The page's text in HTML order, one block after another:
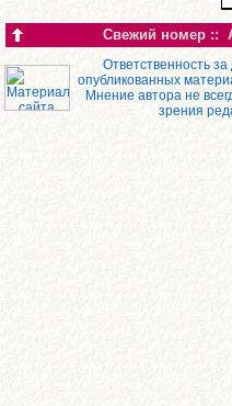
Свежий номер ::
Ответственность
опубликованных
Мнение автора не
зрения